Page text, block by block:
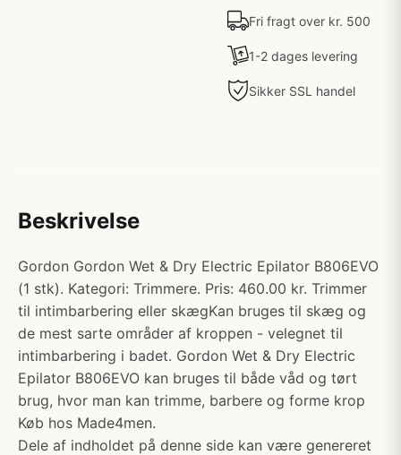
Fri fragt over kr. 500
1-2 dages levering
Sikker SSL handel
Beskrivelse
Gordon Gordon Wet & Dry Electric Epilator B806EVO
(1 stk). Kategori: Trimmere. Pris: 460.00 kr. Trimmer
til intimbarbering eller skægKan bruges til skæg og
de mest sarte områder af kroppen - velegnet til
intimbarbering i badet. Gordon Wet & Dry Electric
Epilator B806EVO kan bruges til både våd og tørt
brug, hvor man kan trimme, barbere og forme krop
Køb hos Made4men.
Dele af indholdet på denne side kan være genereret